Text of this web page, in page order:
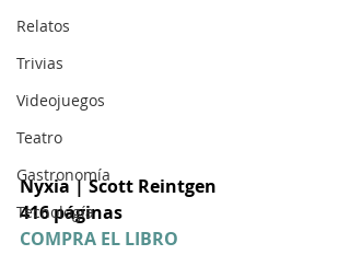
Relatos
Trivias
Videojuegos
Teatro
Gastronomía
Tecnología
Nyxia | Scott Reintgen
416 páginas
COMPRA EL LIBRO